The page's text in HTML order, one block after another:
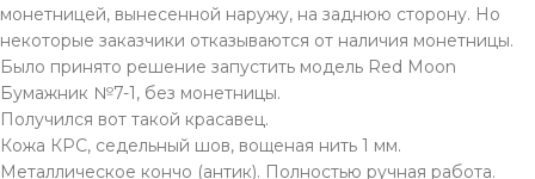
монетницей, вынесенной наружу, на заднюю сторону. Но
некоторые заказчики отказываются от наличия монетницы.
Было принято решение запустить модель Red Moon
Бумажник №7-1, без монетницы.
Получился вот такой красавец.
Кожа КРС, седельный шов, вощеная нить 1 мм.
Металлическое кончо (антик). Полностью ручная работа.